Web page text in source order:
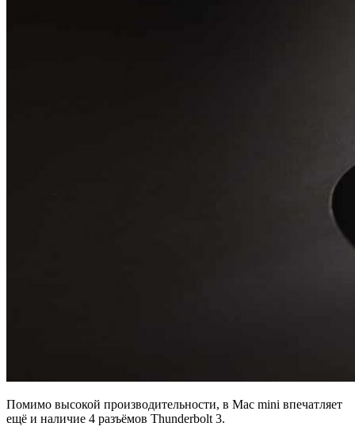
Помимо высокой производительности, в Mac mini впечатляет
ещё и наличие 4 разъёмов Thunderbolt 3.